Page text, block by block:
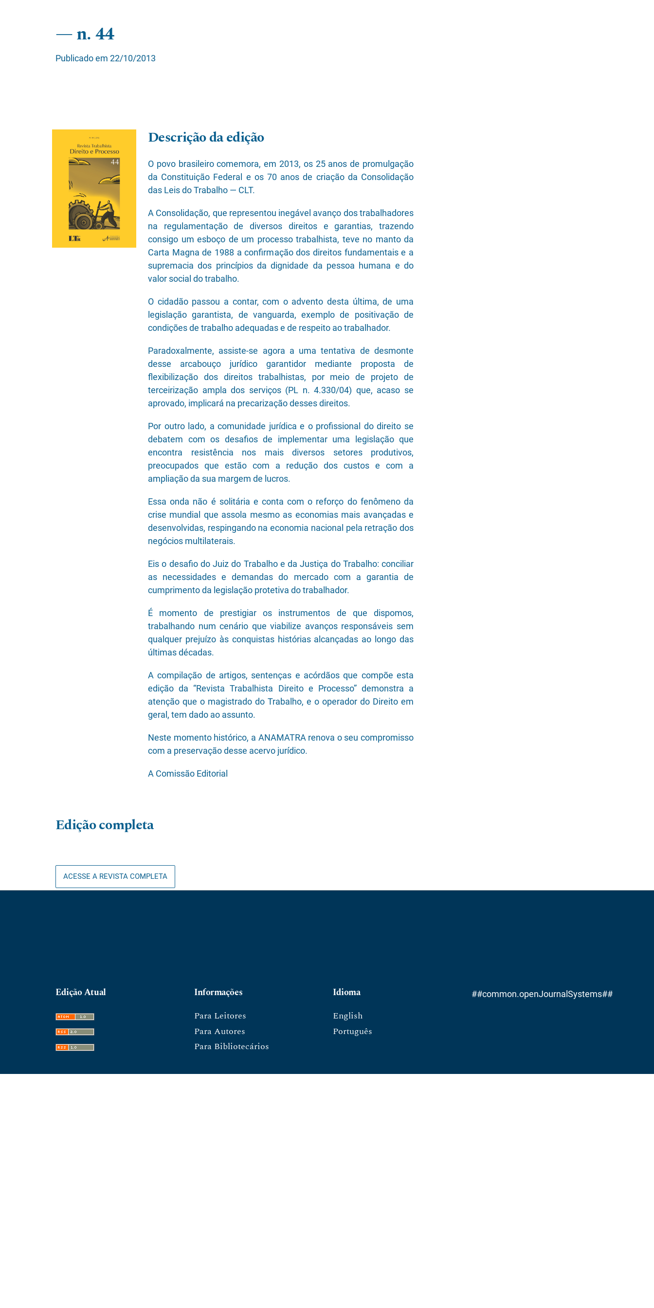
n. 44
Publicado em 22/10/2013
Descrição da edição
O povo brasileiro comemora, em 2013, os 25 anos de promulgação
da Constituição Federal e os 70 anos de criação da Consolidação
das Leis do Trabalho — CLT.
A Consolidação, que representou inegável avanço dos trabalhadores
na regulamentação de diversos direitos e garantias, trazendo
consigo um esboço de um processo trabalhista, teve no manto da
Carta Magna de 1988 a confirmação dos direitos fundamentais e a
supremacia dos princípios da dignidade da pessoa humana e do
valor social do trabalho.
O cidadão passou a contar, com o advento desta última, de uma
legislação garantista, de vanguarda, exemplo de positivação de
condições de trabalho adequadas e de respeito ao trabalhador.
Paradoxalmente, assiste-se agora a uma tentativa de desmonte
desse arcabouço jurídico garantidor mediante proposta de
flexibilização dos direitos trabalhistas, por meio de projeto de
terceirização ampla dos serviços (PL n. 4.330/04) que, acaso se
aprovado, implicará na precarização desses direitos.
Por outro lado, a comunidade jurídica e o profissional do direito se
debatem com os desafios de implementar uma legislação que
encontra resistência nos mais diversos setores produtivos,
preocupados que estão com a redução dos custos e com a
ampliação da sua margem de lucros.
Essa onda não é solitária e conta com o reforço do fenômeno da
crise mundial que assola mesmo as economias mais avançadas e
desenvolvidas, respingando na economia nacional pela retração dos
negócios multilaterais.
Eis o desafio do Juiz do Trabalho e da Justiça do Trabalho: conciliar
as necessidades e demandas do mercado com a garantia de
cumprimento da legislação protetiva do trabalhador.
É momento de prestigiar os instrumentos de que dispomos,
trabalhando num cenário que viabilize avanços responsáveis sem
qualquer prejuízo às conquistas histórias alcançadas ao longo das
últimas décadas.
A compilação de artigos, sentenças e acórdãos que compõe esta
edição da “Revista Trabalhista Direito e Processo” demonstra a
atenção que o magistrado do Trabalho, e o operador do Direito em
geral, tem dado ao assunto.
Neste momento histórico, a ANAMATRA renova o seu compromisso
com a preservação desse acervo jurídico.
A Comissão Editorial
Edição completa
ACESSE A REVISTA COMPLETA
Edição Atual
Informações
Para Leitores
Para Autores
Para Bibliotecários
Idioma
English
Português
##common.openJournalSystems##